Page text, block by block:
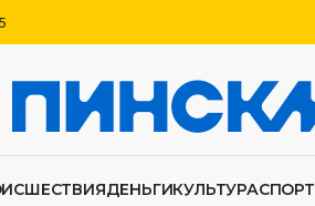
ДЕНЬГИКУЛЬТУРАСПОРТ